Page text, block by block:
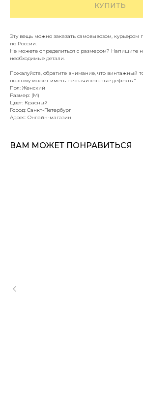
КУПИТЬ
Эту вещь можно заказать самовывозом, курьером
по России.
Не можете определиться с размером? Напишите
необходимые детали.
Пожалуйста, обратите внимание, что винтажный
поэтому может иметь незначительные дефекты."
Пол: Женский
Размер: (M)
Цвет: Красный
Город: Санкт-Петербург
Адрес: Онлайн-магазин
ВАМ МОЖЕТ ПОНРАВИТЬСЯ